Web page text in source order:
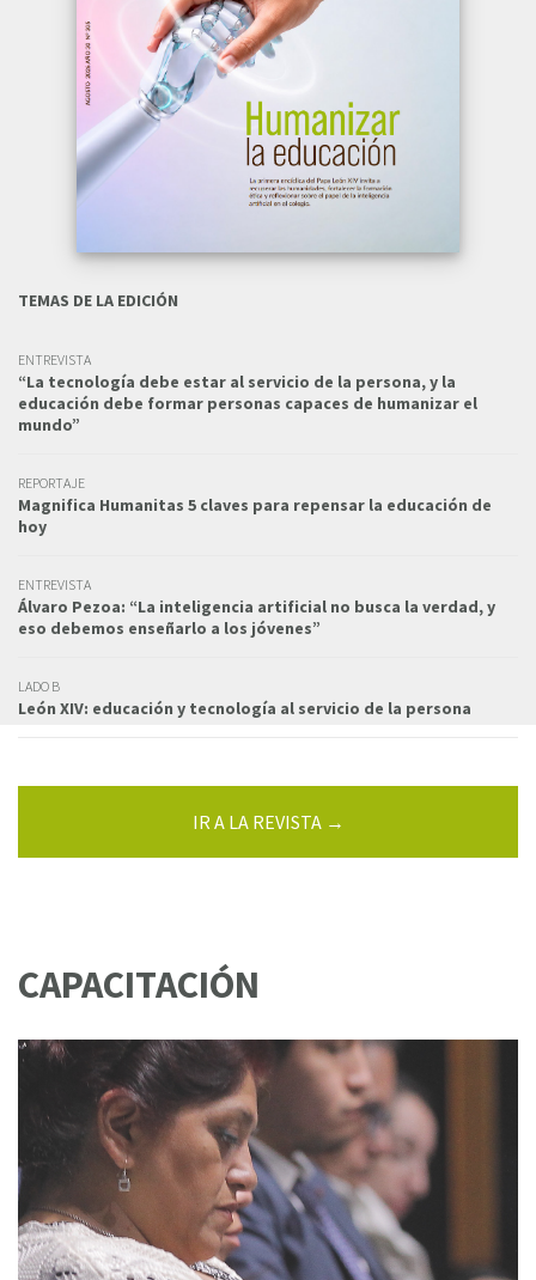
TEMAS DE LA EDICIÓN
ENTREVISTA
“La tecnología debe estar al servicio de la persona, y la
educación debe formar personas capaces de humanizar el
mundo”
REPORTAJE
Magnifica Humanitas 5 claves para repensar la educación de
hoy
ENTREVISTA
Álvaro Pezoa: “La inteligencia artificial no busca la verdad, y
eso debemos enseñarlo a los jóvenes”
LADO B
León XIV: educación y tecnología al servicio de la persona
IR A LA REVISTA →
CAPACITACIÓN